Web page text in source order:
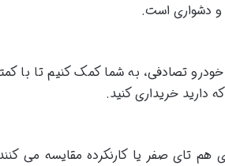
و دشواری است.
تصادفی، به شما کمک کنیم تا با
دارید خریداری کنید.
تای صفر یا کارنکرده مقایسه می